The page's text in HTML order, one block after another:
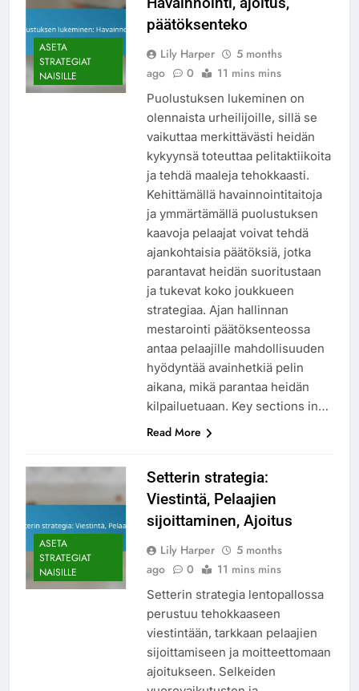
ASETA
STRATEGIAT
NAISILLE
päätöksenteko
Lily Harper
5 months
ago
0 11 mins mins
Puolustuksen lukeminen on
olennaista urheilijoille, sillä se
vaikuttaa merkittävästi heidän
kykyynsä toteuttaa pelitaktiikoita
ja tehdä maaleja tehokkaasti.
Kehittämällä havainnointitaitoja
ja ymmärtämällä puolustuksen
kaavoja pelaajat voivat tehdä
ajankohtaisia päätöksiä, jotka
parantavat heidän suoritustaan
ja tukevat koko joukkueen
strategiaa. Ajan hallinnan
mestarointi päätöksenteossa
antaa pelaajille mahdollisuuden
hyödyntää avainhetkiä pelin
aikana, mikä parantaa heidän
kilpailuetuaan. Key sections in…
Read More
ASETA
STRATEGIAT
NAISILLE
Setterin strategia:
Viestintä, Pelaajien
sijoittaminen, Ajoitus
Lily Harper
5 months
ago
0 11 mins mins
Setterin strategia lentopallossa
perustuu tehokkaaseen
viestintään, tarkkaan pelaajien
sijoittamiseen ja moitteettomaan
ajoitukseen. Selkeiden